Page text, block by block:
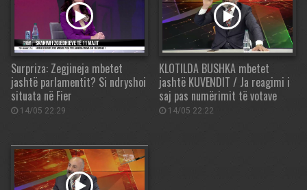
Surpriza: Zegjineja mbetet
jashtë parlamentit? Si ndryshoi
situata në Fier
14/05 22:29
KLOTILDA BUSHKA mbetet
jashtë KUVENDIT / Ja reagimi i
saj pas numërimit të votave
14/05 22:22